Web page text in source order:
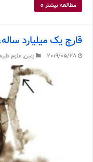
مطالعه بیشتر »
قارچ یک میلیارد
2019/05/28 زمین,علوم